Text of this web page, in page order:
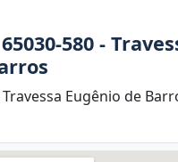
580 -
Eugênio de